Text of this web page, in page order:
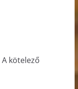
A kötelező